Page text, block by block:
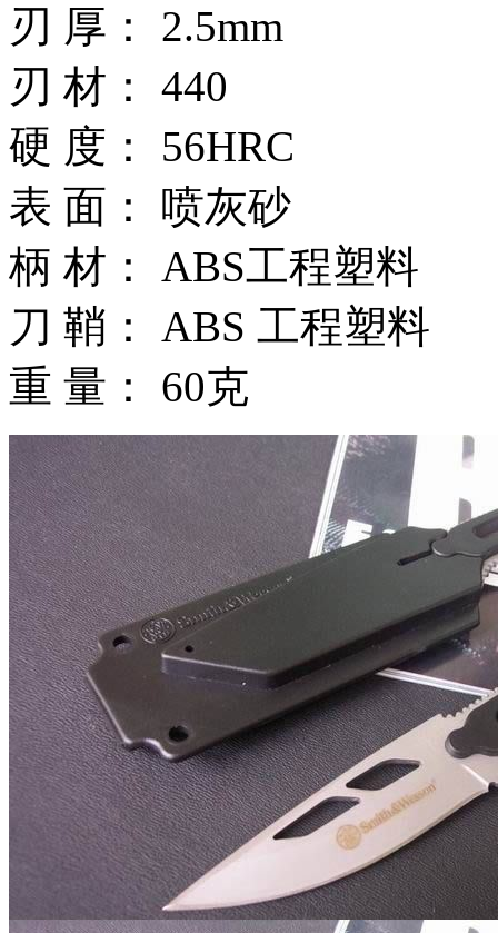
刃 厚： 2.5mm
刃 材： 440
硬 度： 56HRC
表 面： 喷灰砂
柄 材： ABS工程塑料
刀 鞘： ABS 工程塑料
重 量： 60克